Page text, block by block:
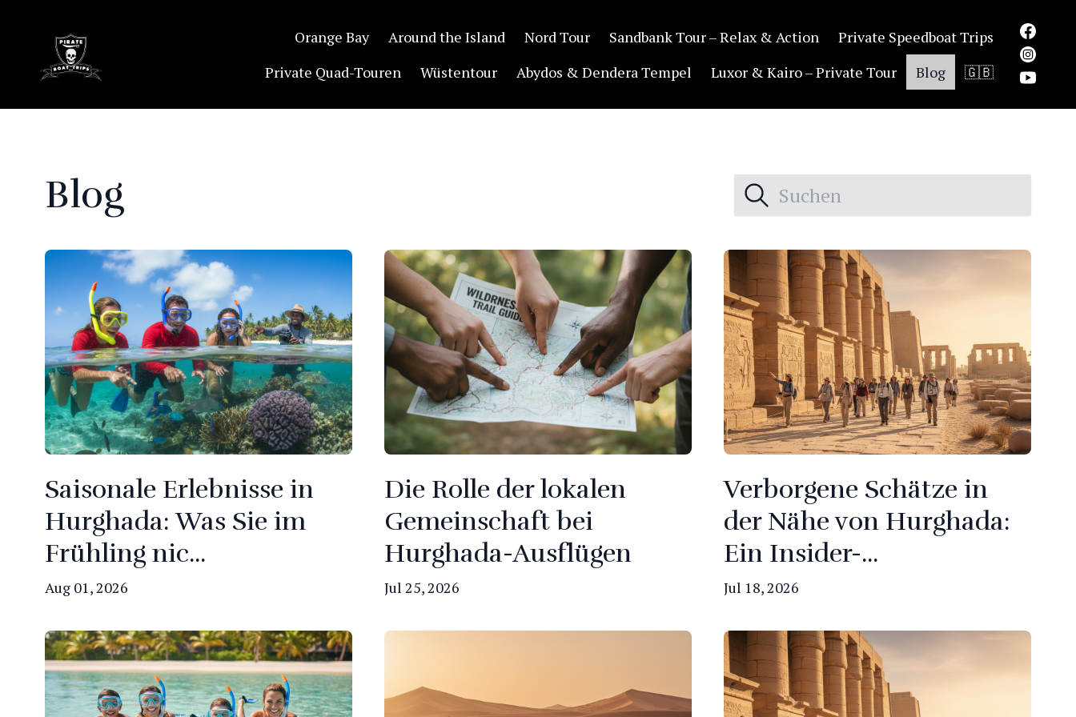
Orange Bay Around the Island Nord Tour Sandbank Tour – Relax & Action
Private Speedboat Trips
Private Quad-Touren
Wüstentour Abydos & Dendera Tempel Luxor & Kairo – Private Tour Blog 🇬🇧
Blog
Saisonale Erlebnisse in
Hurghada: Was Sie im
Frühling nic...
Aug 01, 2026
Die Rolle der lokalen
Gemeinschaft bei
Hurghada-Ausflügen
Jul 25, 2026
Verborgene Schätze in
der Nähe von Hurghada:
Ein Insider-...
Jul 18, 2026